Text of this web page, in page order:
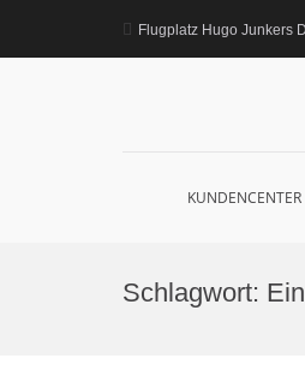
springen
Flugplatz Hugo Junkers
KUNDENCENTER
Schlagwort: